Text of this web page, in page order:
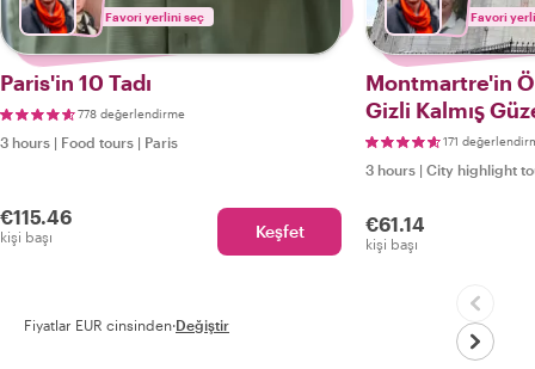
Favori yerlini seç
Paris'in 10 Tadı
778 değerlendirme
3 hours | Food tours | Paris
€115.46
kişi başı Keşfet
Favori
Montmartre'in
Gizli Kalmış
171
3 hours | City highlight
€61.14
kişi başı
Fiyatlar EUR cinsinden·Değiştir